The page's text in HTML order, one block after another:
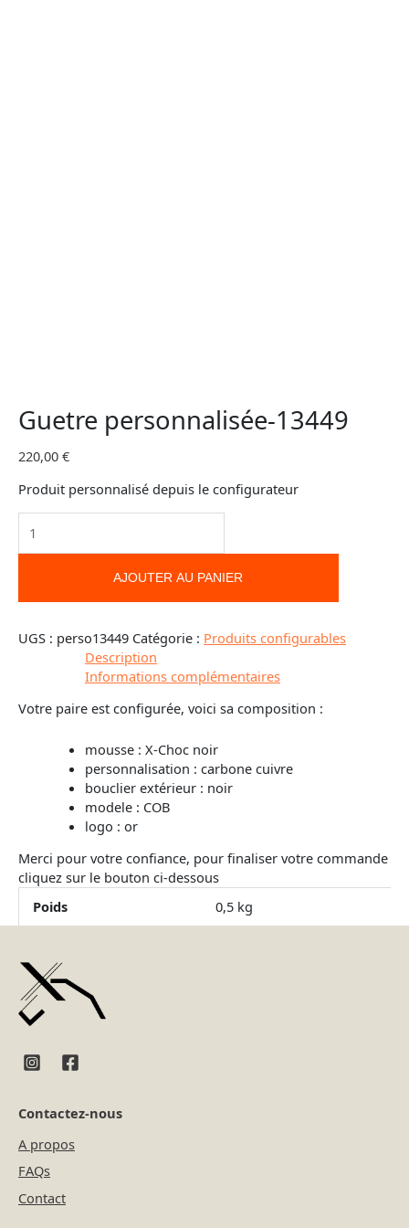
Guetre personnalisée-13449
220,00 €
Produit personnalisé depuis le configurateur
AJOUTER AU PANIER
UGS : perso13449 Catégorie : Produits configurables
Description
Informations complémentaires
Votre paire est configurée, voici sa composition :
mousse : X-Choc noir
personnalisation : carbone cuivre
bouclier extérieur : noir
modele : COB
logo : or
Merci pour votre confiance, pour finaliser votre commande
cliquez sur le bouton ci-dessous
Poids
0,5 kg
Contactez-nous
A propos
FAQs
Contact